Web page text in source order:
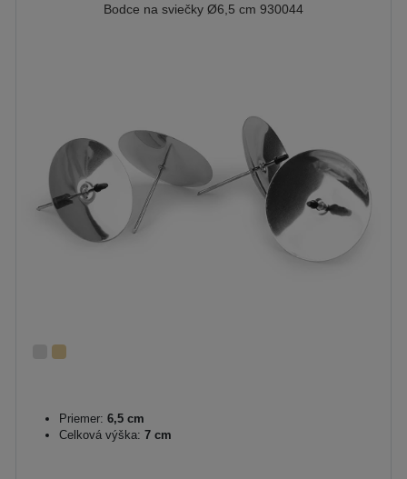
Bodce na sviečky Ø6,5 cm 930044
Priemer: 6,5 cm
Celková výška: 7 cm